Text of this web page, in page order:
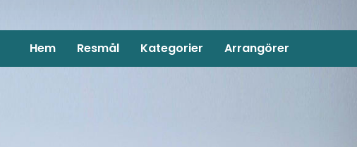
Hem Resmål Kategorier Arrangörer